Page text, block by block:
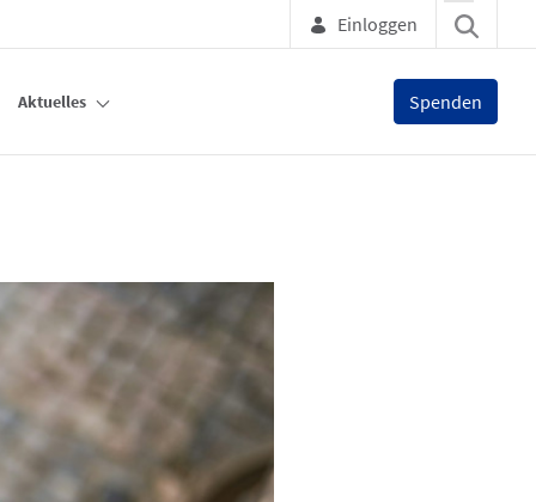
Einloggen
Aktuelles Spenden